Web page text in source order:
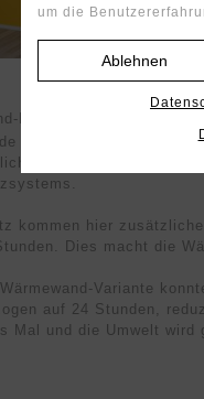
Produkt unserer
ist die „PREMIUM“
alle Vorzüge eines
kommen hier
Dies macht die
Variante
auf 24 Stunden,
Mal und die Um­welt wird
um die
Ablehnen